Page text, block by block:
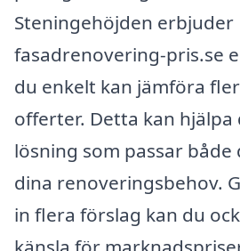
Steningehöjden erbjuder
fasadrenovering-pris.se
du enkelt kan jämföra
offerter. Detta kan
lösning som passar
dina renoveringsbehov.
in flera förslag kan du